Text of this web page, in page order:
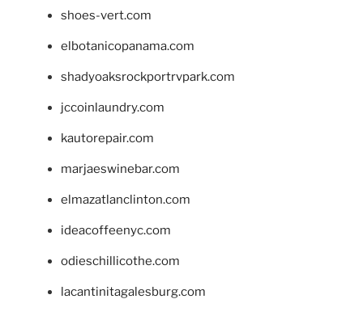
shoes-vert.com
elbotanicopanama.com
shadyoaksrockportrvpark.com
jccoinlaundry.com
kautorepair.com
marjaeswinebar.com
elmazatlanclinton.com
ideacoffeenyc.com
odieschillicothe.com
lacantinitagalesburg.com